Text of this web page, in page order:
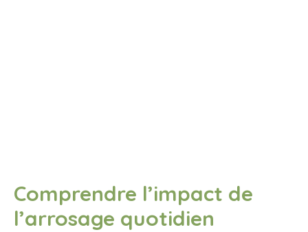
Comprendre l’impact de
l’arrosage quotidien